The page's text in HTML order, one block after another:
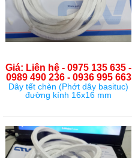
Giá: Liên hệ - 0975 135 635 -
0989 490 236 - 0936 995 663
Dây tết chèn (Phớt dây basituc)
đường kính 16x16 mm